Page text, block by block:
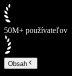
50M+ používateľov
Obsah